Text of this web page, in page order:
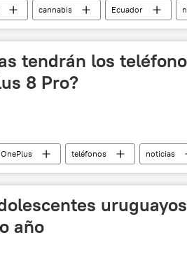
cannabis Ecuador
tendrán los
8 Pro?
OnePlus teléfonos noticias
año